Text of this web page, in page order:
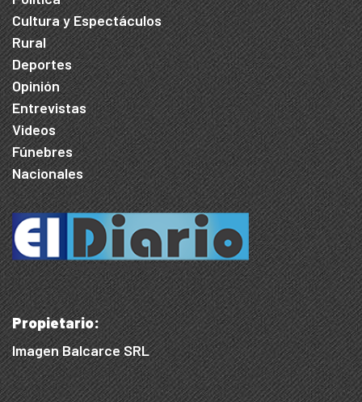
Cultura y Espectáculos
Rural
Deportes
Opinión
Entrevistas
Videos
Fúnebres
Nacionales
Propietario:
Imagen Balcarce SRL